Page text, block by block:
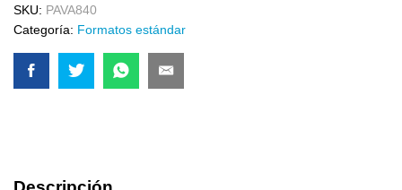
SKU: PAVA840
Categoría: Formatos estándar